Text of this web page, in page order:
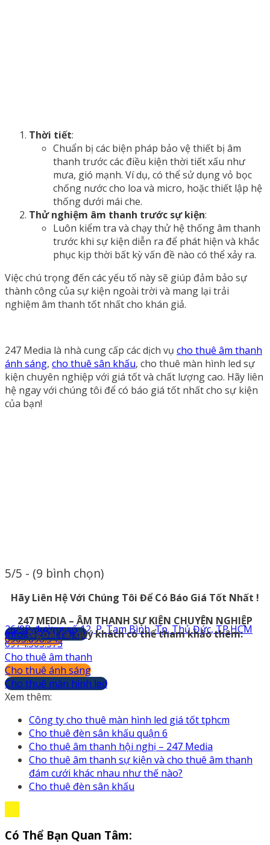
Thời tiết:
Chuẩn bị các biện pháp bảo vệ thiết bị âm
thanh trước các điều kiện thời tiết xấu như
mưa, gió mạnh. Ví dụ, có thể sử dụng vỏ bọc
chống nước cho loa và micro, hoặc thiết lập hệ
thống dưới mái che.
Thử nghiệm âm thanh trước sự kiện:
Luôn kiểm tra và chạy thử hệ thống âm thanh
trước khi sự kiện diễn ra để phát hiện và khắc
phục kịp thời bất kỳ vấn đề nào có thể xảy ra.
Việc chú trọng đến các yếu tố này sẽ giúp đảm bảo sự
thành công của sự kiện ngoài trời và mang lại trải
nghiệm âm thanh tốt nhất cho khán giả.
247 Media là nhà cung cấp các dịch vụ cho thuê âm thanh
ánh sáng, cho thuê sân khấu, cho thuê màn hình led sự
kiện chuyên nghiệp với giá tốt và chất lượng cao. Hãy liên
hệ ngay với chúng tôi để có báo giá tốt nhất cho sự kiện
của bạn!
5/5 - (9 bình chọn)
Hãy Liên Hệ Với Chúng Tôi Để Có Báo Giá Tốt Nhất !
247 MEDIA – ÂM THANH SỰ KIỆN CHUYÊN NGHIỆP
0974.503.573
0903.898.545
info@247media.vn
26/9B đường số 12, P. Tam Bình, Tp. Thủ Đức, TP.HCM
Ngoài ra, quý khách có thể tham khảo thêm:
Cho thuê âm thanh
Cho thuê ánh sáng
Cho thuê màn hình led
Xem thêm:
Công ty cho thuê màn hình led giá tốt tphcm
Cho thuê đèn sân khấu quận 6
Cho thuê âm thanh hội nghị – 247 Media
Cho thuê âm thanh sự kiện và cho thuê âm thanh
đám cưới khác nhau như thế nào?
Cho thuê đèn sân khấu
Có Thể Bạn Quan Tâm: